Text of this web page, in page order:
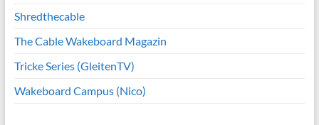
Shredthecable
The Cable Wakeboard Magazin
Tricke Series (GleitenTV)
Wakeboard Campus (Nico)